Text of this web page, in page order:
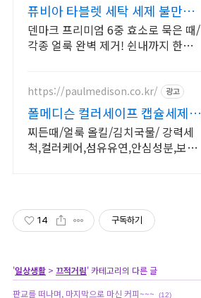
퓨비아 타블렛 세탁 세제 불만족
시 100% 환불
덴마크 프리미엄 6중 효소로 묵은 때/
각종 얼룩 완벽 제거! 쉰내까지 한번에
https://paulmedison.co.kr/ 광고
폴메디슨 컬러세이프 캡슐세제 여
기서만 40개 4,900원
찌든때/얼룩 올킬/김치국물/ 강력세
척,컬러케어,섬유유연,안심성분,보풀
14 구독하기
'일상생활 > 끄적거림' 카테고리의 다른 글
판교를 떠나며, 마지막으로 마신 커피~~~
(12)